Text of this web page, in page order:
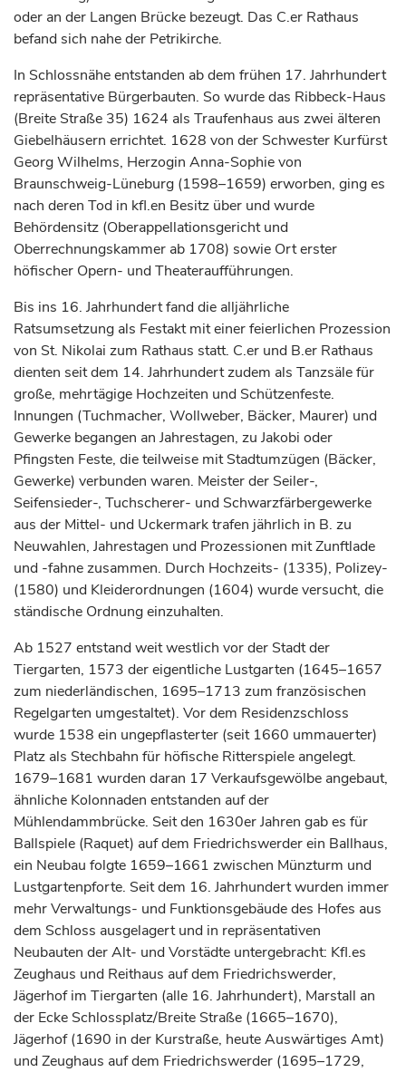
oder an der Langen Brücke bezeugt. Das C.er Rathaus
befand sich nahe der Petrikirche.
In Schlossnähe entstanden ab dem frühen 17. Jahrhundert
repräsentative Bürgerbauten. So wurde das Ribbeck-Haus
(Breite Straße 35) 1624 als Traufenhaus aus zwei älteren
Giebelhäusern errichtet. 1628 von der Schwester Kurfürst
Georg Wilhelms, Herzogin Anna-Sophie von
Braunschweig-Lüneburg (1598–1659) erworben, ging es
nach deren Tod in kfl.en Besitz über und wurde
Behördensitz (Oberappellationsgericht und
Oberrechnungskammer ab 1708) sowie Ort erster
höfischer Opern- und Theateraufführungen.
Bis ins 16. Jahrhundertfand die alljährliche
Ratsumsetzung als Festakt mit einer feierlichen Prozession
von St. Nikolai zum Rathaus statt. C.er und B.er Rathaus
dienten seit dem 14. Jahrhundertzudem als Tanzsäle für
große, mehrtägige Hochzeiten und Schützenfeste.
Innungen (Tuchmacher, Wollweber, Bäcker, Maurer) und
Gewerke begangen an Jahrestagen, zu Jakobi oder
Pfingsten Feste, die teilweise mit Stadtumzügen (Bäcker,
Gewerke) verbunden waren. Meister der Seiler-,
Seifensieder-, Tuchscherer- und Schwarzfärbergewerke
aus der Mittel- und Uckermark trafen jährlich in B. zu
Neuwahlen, Jahrestagen und Prozessionen mit Zunftlade
und -fahne zusammen. Durch Hochzeits- (1335), Polizey-
(1580) und Kleiderordnungen (1604) wurde versucht, die
ständische Ordnung einzuhalten.
Ab 1527 entstand weit westlich vor der Stadt der
Tiergarten, 1573 der eigentliche Lustgarten (1645–1657
zum niederländischen, 1695–1713 zum französischen
Regelgarten umgestaltet). Vor dem Residenzschloss
wurde 1538 ein ungepflasterter (seit 1660 ummauerter)
Platz als Stechbahn für höfische Ritterspiele angelegt.
1679–1681 wurden daran 17 Verkaufsgewölbe angebaut,
ähnliche Kolonnaden entstanden auf der
Mühlendammbrücke. Seit den 1630er Jahren gab es für
Ballspiele (Raquet) auf dem Friedrichswerder ein Ballhaus,
ein Neubau folgte 1659–1661 zwischen Münzturm und
Lustgartenpforte. Seit dem 16. Jahrhundertwurden immer
mehr Verwaltungs- und Funktionsgebäude des Hofes aus
dem Schloss ausgelagert und in repräsentativen
Neubauten der Alt- und Vorstädte untergebracht: Kfl.es
Zeughaus und Reithaus auf dem Friedrichswerder,
Jägerhof im Tiergarten (alle 16. Jahrhundert), Marstall an
der Ecke Schlossplatz/Breite Straße (1665–1670),
Jägerhof (1690 in der Kurstraße, heute Auswärtiges Amt)
und Zeughaus auf dem Friedrichswerder (1695–1729,